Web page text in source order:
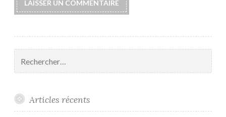
Articles récents